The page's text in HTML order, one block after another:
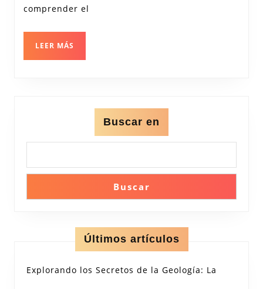
comprender el
LEER MÁS
Buscar en
Buscar
Últimos artículos
Explorando los Secretos de la Geología: La